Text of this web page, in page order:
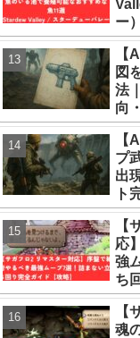
ー）
【
図
法
向
と
【
プ
出
ト
【
応
強
ち
【
魂